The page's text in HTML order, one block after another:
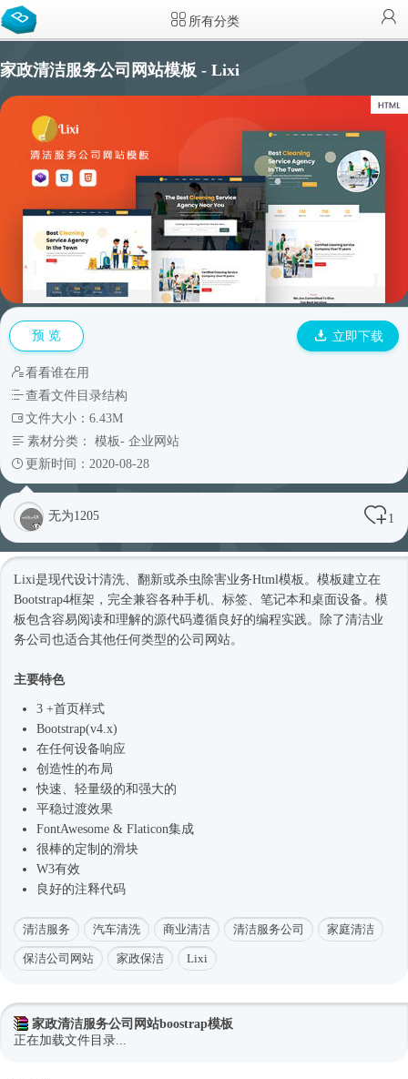
所有分类
家政清洁服务公司网站模板 - Lixi
预 览 立即下载
看看谁在用
查看文件目录结构
文件大小：6.43M
素材分类： 模板- 企业网站
更新时间：2020-08-28
无为1205 1
Lixi是现代设计清洗、翻新或杀虫除害业务Html模板 。模板建立在
Bootstrap4框架 ，完全兼容各种手机、标签、笔记本和桌面设备。模
板包含容易阅读和理解的源代码遵循良好的编程实践。除了清洁业
务公司也适合其他任何类型的公司网站。
主要特色
3 +首页样式
Bootstrap(v4.x)
在任何设备响应
创造性的布局
快速、轻量级的和强大的
平稳过渡效果
FontAwesome & Flaticon集成
很棒的定制的滑块
W3有效
良好的注释代码
清洁服务 汽车清洗 商业清洁 清洁服务公司 家庭清洁
保洁公司网站 家政保洁 Lixi
家政清洁服务公司网站boostrap模板
正在加载文件目录...